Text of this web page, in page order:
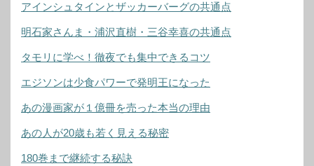
アインシュタインとザッカーバーグの共通点
明石家さんま・浦沢直樹・三谷幸喜の共通点
タモリに学べ！徹夜でも集中できるコツ
エジソンは少食パワーで発明王になった
あの漫画家が１億冊を売った本当の理由
あの人が20歳も若く見える秘密
180巻まで継続する秘訣